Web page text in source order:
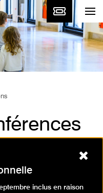
inclus en raison